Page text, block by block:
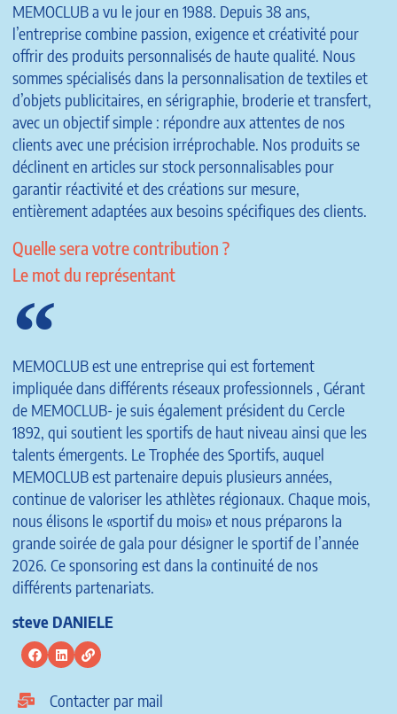
MEMOCLUB a vu le jour en 1988. Depuis 38 ans,
l’entreprise combine passion, exigence et créativité pour
offrir des produits personnalisés de haute qualité. Nous
sommes spécialisés dans la personnalisation de textiles et
d’objets publicitaires, en sérigraphie, broderie et transfert,
avec un objectif simple : répondre aux attentes de nos
clients avec une précision irréprochable. Nos produits se
déclinent en articles sur stock personnalisables pour
garantir réactivité et des créations sur mesure,
entièrement adaptées aux besoins spécifiques des clients.
Quelle sera votre contribution ?
Le mot du représentant
MEMOCLUB est une entreprise qui est fortement
impliquée dans différents réseaux professionnels , Gérant
de MEMOCLUB- je suis également président du Cercle
1892, qui soutient les sportifs de haut niveau ainsi que les
talents émergents. Le Trophée des Sportifs, auquel
MEMOCLUB est partenaire depuis plusieurs années,
continue de valoriser les athlètes régionaux. Chaque mois,
nous élisons le «sportif du mois» et nous préparons la
grande soirée de gala pour désigner le sportif de l’année
2026. Ce sponsoring est dans la continuité de nos
différents partenariats.
steve DANIELE
Contacter par mail